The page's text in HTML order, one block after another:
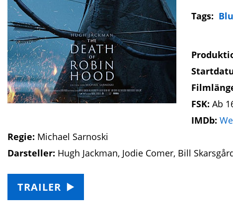
Tags:
FSK: Ab
IMDb:
Regie: Michael Sarnoski
Darsteller: Hugh Jackman, Jodie Comer, Bill
TRAILER